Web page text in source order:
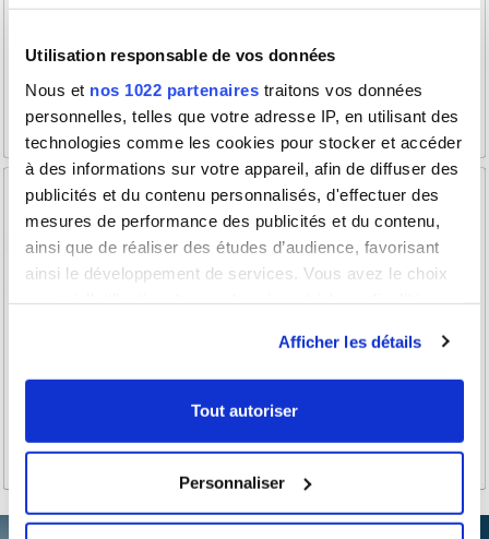
Utilisation responsable de vos données
Nous et nos 1022 partenaires traitons vos données
personnelles, telles que votre adresse IP, en utilisant des
technologies comme les cookies pour stocker et accéder
à des informations sur votre appareil, afin de diffuser des
publicités et du contenu personnalisés, d'effectuer des
mesures de performance des publicités et du contenu,
ainsi que de réaliser des études d’audience, favorisant
ainsi le développement de services. Vous avez le choix
tout moment en consultant la Déclaration relative aux
cookies ou en cliquant sur l'icône de confidentialité.
Collecter des informations sur votre localisation
géographique qui peuvent être précises à plusieurs
mètres près
Afficher les détails
Tout autoriser
Personnaliser